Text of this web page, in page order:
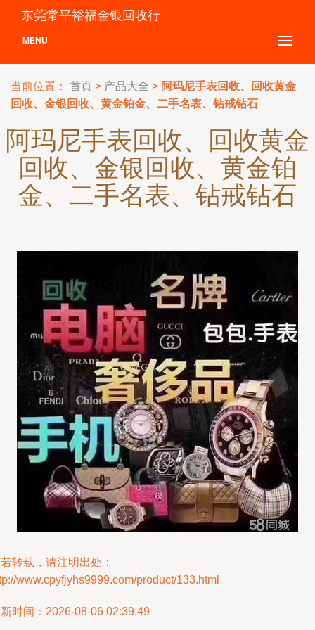
东莞常平裕福金银回收行
MENU
当前位置： 首页 > 产品大全 > 阿玛尼手表回收、回收黄金
回收、金银回收、黄金铂金、二手名表、钻戒钻石
阿玛尼手表回收、回收黄金
回收、金银回收、黄金铂
金、二手名表、钻戒钻石
转载，请注明出处：
www.cpyfjyhs9999.com/product/133.html
时间：2026-08-06 02:39:49